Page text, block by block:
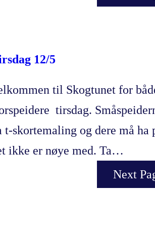
12/5
til Skogtunet for
tirsdag.
t-skortemaling og dere må ha
ikke er nøye med. Ta…
Next